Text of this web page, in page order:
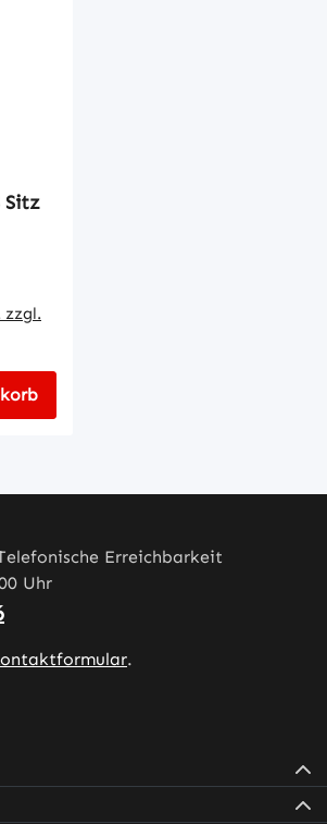
Sitz
zzgl.
Erreichbarkeit
Uhr
.
– öffnet in neuem Tab